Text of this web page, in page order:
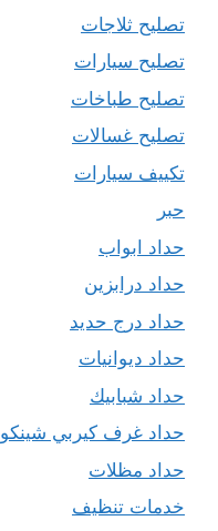
تصليح ثلاجات
تصليح سيارات
تصليح طباخات
تصليح غسالات
تكييف سيارات
حبر
حداد ابواب
حداد درابزين
حداد درج حديد
حداد ديوانيات
حداد شبابيك
حداد غرف كيربي شينكو
حداد مظلات
خدمات تنظيف